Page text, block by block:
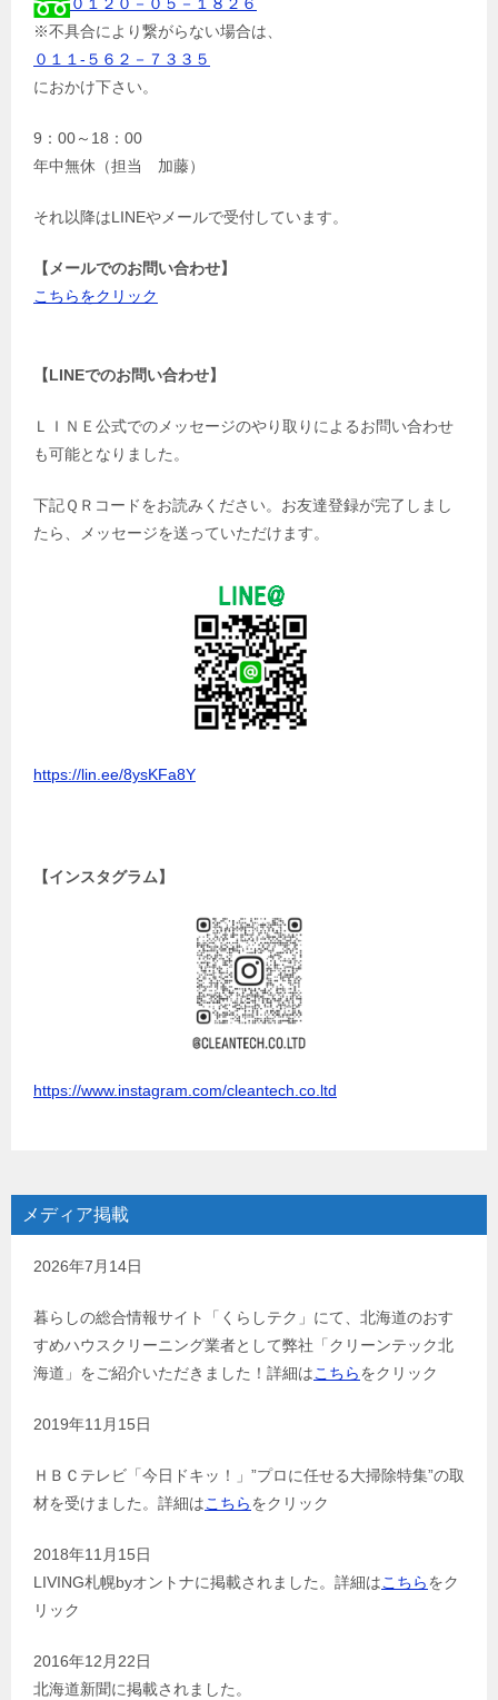
※不具合により繋がらない場合は、
０１１-５６２－７３３５
におかけ下さい。
9：00～18：00
年中無休（担当 加藤）
それ以降はLINEやメールで受付しています。
【メールでのお問い合わせ】
こちらをクリック
【LINEでのお問い合わせ】
ＬＩＮＥ公式でのメッセージのやり取りによるお問い合わせ
も可能となりました。
下記ＱＲコードをお読みください。お友達登録が完了しまし
たら、メッセージを送っていただけます。
https://lin.ee/8ysKFa8Y
【インスタグラム】
https://www.instagram.com/cleantech.co.ltd
メディア掲載
2026年7月14日
暮らしの総合情報サイト「くらしテク」にて、北海道のおす
すめハウスクリーニング業者として弊社「クリーンテック北
海道」をご紹介いただきました！詳細はこちらをクリック
2019年11月15日
ＨＢＣテレビ「今日ドキッ！」”プロに任せる大掃除特集”の取
材を受けました。詳細はこちらをクリック
2018年11月15日
LIVING札幌byオントナに掲載されました。詳細はこちらをク
リック
2016年12月22日
北海道新聞に掲載されました。